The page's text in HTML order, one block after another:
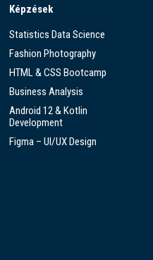
Képzések
Statistics Data Science
Fashion Photography
HTML & CSS Bootcamp
Business Analysis
Android 12 & Kotlin
Development
Figma – UI/UX Design